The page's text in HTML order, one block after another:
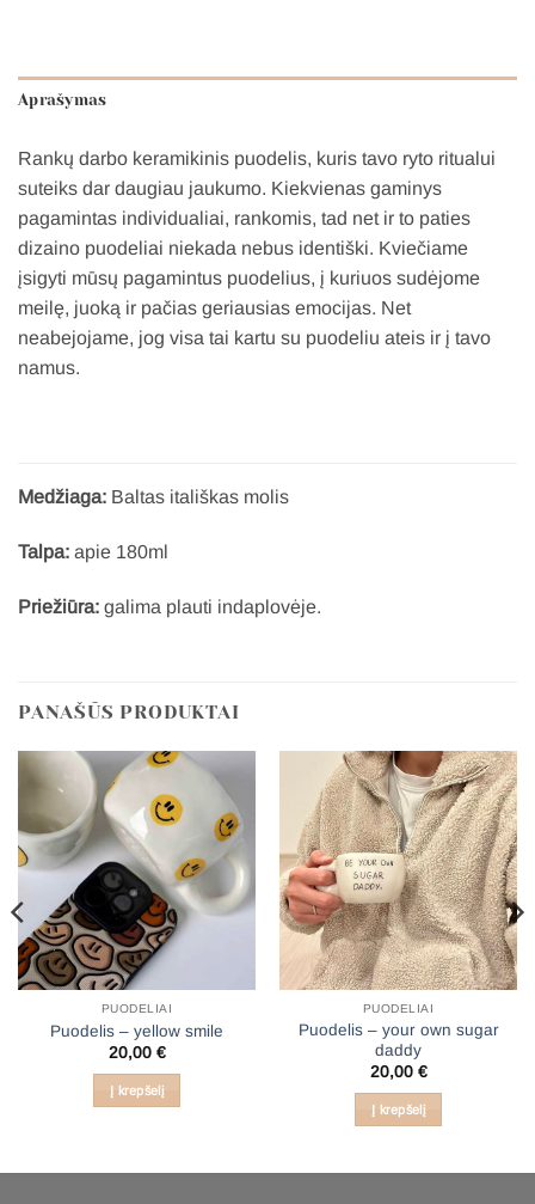
Aprašymas
Rankų darbo keramikinis puodelis, kuris tavo ryto ritualui
suteiks dar daugiau jaukumo. Kiekvienas gaminys
pagamintas individualiai, rankomis, tad net ir to paties
dizaino puodeliai niekada nebus identiški. Kviečiame
įsigyti mūsų pagamintus puodelius, į kuriuos sudėjome
meilę, juoką ir pačias geriausias emocijas. Net
neabejojame, jog visa tai kartu su puodeliu ateis ir į tavo
namus.
Medžiaga: Baltas itališkas molis
Talpa: apie 180ml
Priežiūra: galima plauti indaplovėje.
PANAŠŪS PRODUKTAI
PUODELIAI
Puodelis – yellow smile
20,00 €
Į krepšelį
PUODELIAI
Puodelis – your own sugar
daddy
20,00 €
Į krepšelį